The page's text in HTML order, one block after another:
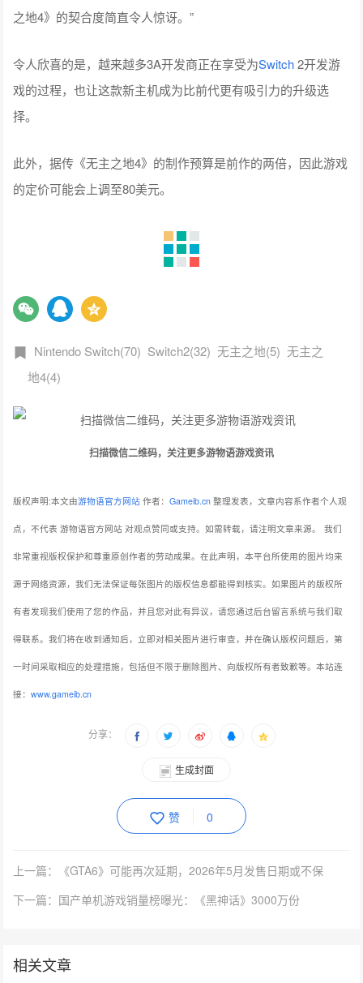
之地4》的契合度简直令人惊讶。”
令人欣喜的是，越来越多3A开发商正在享受为Switch2开发游
戏的过程，也让这款新主机成为比前代更有吸引力的升级选
择。
此外，据传《无主之地4》的制作预算是前作的两倍，因此游戏
的定价可能会上调至80美元。
Nintendo Switch(70) Switch2(32) 无主之地(5) 无主之
地4(4)
扫描微信二维码，关注更多游物语游戏资讯
版权声明:本文由游物语官方网站 作者：Gameib.cn 整理发表，文章内容系作者个人观
点，不代表 游物语官方网站 对观点赞同或支持。如需转载，请注明文章来源。 我们
非常重视版权保护和尊重原创作者的劳动成果。在此声明，本平台所使用的图片均来
源于网络资源，我们无法保证每张图片的版权信息都能得到核实。如果图片的版权所
有者发现我们使用了您的作品，并且您对此有异议，请您通过后台留言系统与我们取
得联系。我们将在收到通知后，立即对相关图片进行审查，并在确认版权问题后，第
一时间采取相应的处理措施，包括但不限于删除图片、向版权所有者致歉等。本站连
接：www.gameib.cn
分享：
生成封面
赞 0
上一篇：《GTA6》可能再次延期，2026年5月发售日期或不保
下一篇：国产单机游戏销量榜曝光：《黑神话》3000万份
相关文章